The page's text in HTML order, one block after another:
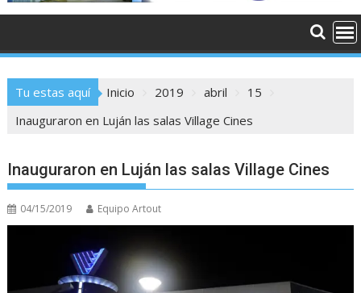
Tu estas aquí Inicio 2019 abril
15
Inauguraron en Luján las salas Village Cines
Inauguraron en Luján las salas Village Cines
04/15/2019 Equipo Artout